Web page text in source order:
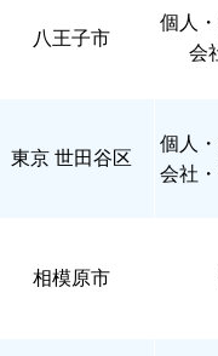
八王子市
個人
会
東京 世田谷区
個人
会社
相模原市